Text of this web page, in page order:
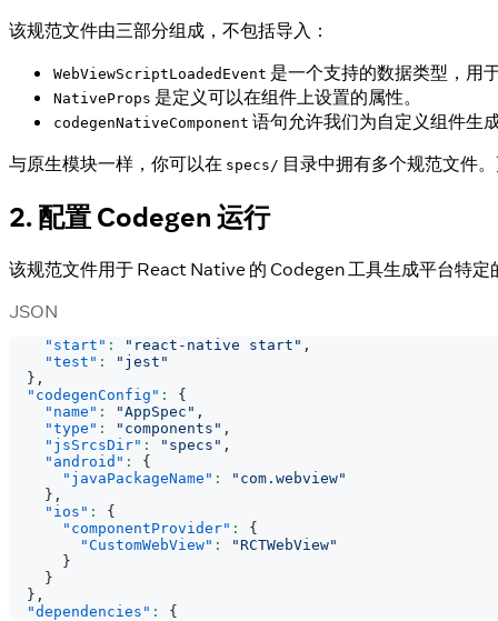
该规范文件由三部分组成，不包括导入：
WebViewScriptLoadedEvent 是一个支持的数据类型，用
NativeProps 是定义可以在组件上设置的属性。
codegenNativeComponent 语句允许我们为自定义组件生
与原生模块一样，你可以在 specs/ 目录中拥有多个规范文件
2. 配置 Codegen 运行
该规范文件用于 React Native 的 Codegen 工具生成平台特
JSON
"start" : "react-native start" ,
"test" :
"jest"
} ,
"codegenConfig" :
{
"name" : "AppSpec" ,
"type" : "components" ,
"jsSrcsDir" : "specs" ,
"android" :
{
"javaPackageName" :
"com.webview"
} ,
"ios" :
{
"componentProvider" :
{
"CustomWebView" :
"RCTWebView"
}
}
} ,
"dependencies" : {